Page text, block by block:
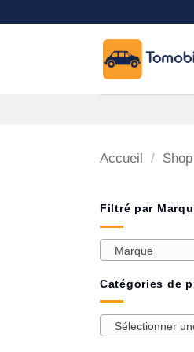
au
Accueil / Shop
Filtré par
Marque
Catégories de
Sélectionner